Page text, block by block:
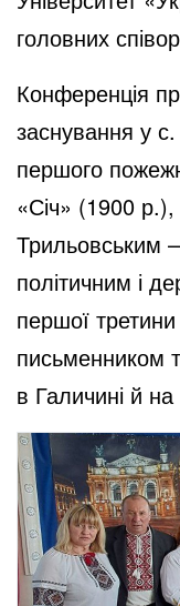
головних
Конференція
заснування у
першого
«Січ» (1900
Трильовським
політичним і
першої
письменником
в Галичині й на